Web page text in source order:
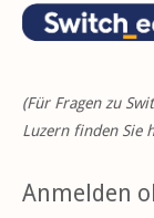
(Für Fragen zu
Luzern finden Sie
Anmelden